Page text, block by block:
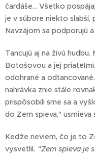
čardáše... Všetko
je v súbore niekto slabší,
Navzájom sa podporujú a
Tancujú aj na živú
Botošovou a jej
odohrané a
nahrávka znie stále
prispôsobili sme sa a
do Zem spieva," usmieva
Keďže neviem, čo je to
vysvetlil . "Zem spieva je